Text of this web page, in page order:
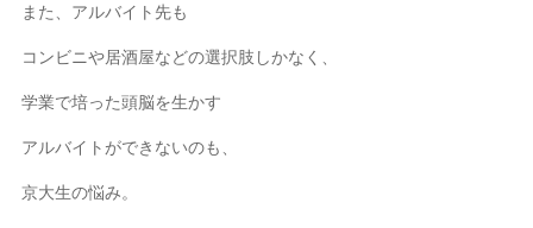
また、アルバイト先も
コンビニや居酒屋などの選択肢しかなく、
学業で培った頭脳を生かす
アルバイトができないのも、
京大生の悩み。